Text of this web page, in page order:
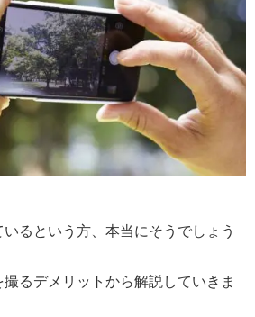
るという方、本当にそうでしょう
るデメリットから解説していきま